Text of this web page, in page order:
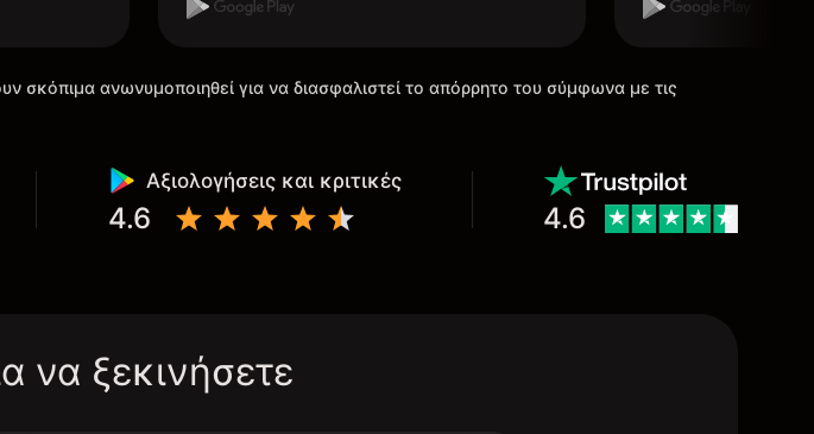
σκόπιμα ανωνυμοποιηθεί για να διασφαλιστεί το απόρρητο του σύμφωνα με τις
Αξιολογήσεις και κριτικές
4.6 4.6
να ξεκινήσετε